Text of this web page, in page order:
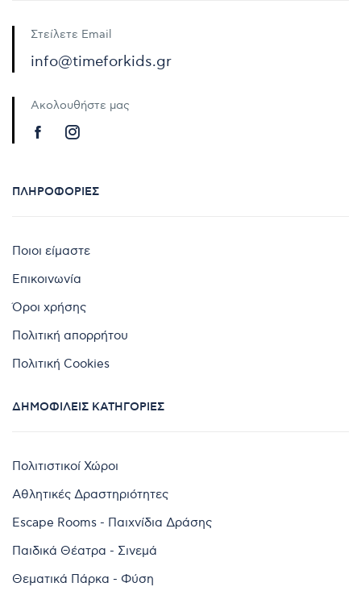
Στείλετε Email
info@timeforkids.gr
Ακολουθήστε μας
ΠΛΗΡΟΦΟΡΊΕΣ
Ποιοι είμαστε
Επικοινωνία
Όροι χρήσης
Πολιτική απορρήτου
Πολιτική Cookies
ΔΗΜΟΦΙΛΕΊΣ ΚΑΤΗΓΟΡΊΕΣ
Πολιτιστικοί Χώροι
Αθλητικές Δραστηριότητες
Escape Rooms - Παιχνίδια Δράσης
Παιδικά Θέατρα - Σινεμά
Θεματικά Πάρκα - Φύση